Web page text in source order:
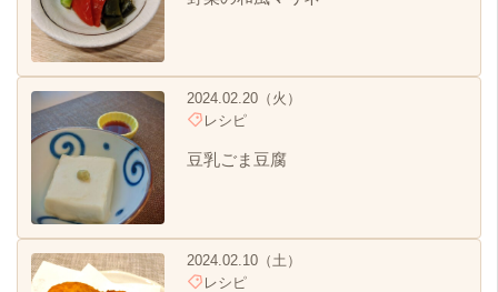
2024.02.20（火）
レシピ
豆乳ごま豆腐
2024.02.10（土）
レシピ